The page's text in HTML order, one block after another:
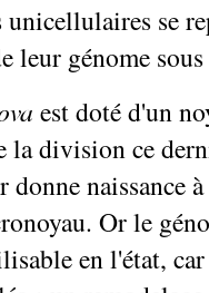
se
leur génome
est doté d'un
la division ce
donne naissance
Or le
en l'état,